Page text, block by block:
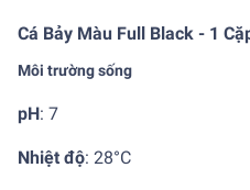
Cá Bảy Màu Full Black - 1
Môi trường sống
pH: 7
Nhiệt độ: 28°C